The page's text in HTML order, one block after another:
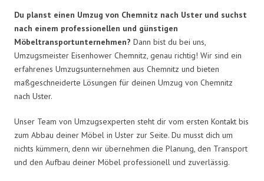
Du planst einen Umzug von Chemnitz nach Uster und suchst
nach einem professionellen und günstigen
Möbeltransportunternehmen? Dann bist du bei uns,
Umzugsmeister Eisenhower Chemnitz, genau richtig! Wir sind ein
erfahrenes Umzugsunternehmen aus Chemnitz und bieten
maßgeschneiderte Lösungen für deinen Umzug von Chemnitz
nach Uster.
Unser Team von Umzugsexperten steht dir vom ersten Kontakt bis
zum Abbau deiner Möbel in Uster zur Seite. Du musst dich um
nichts kümmern, denn wir übernehmen die Planung, den Transport
und den Aufbau deiner Möbel professionell und zuverlässig.